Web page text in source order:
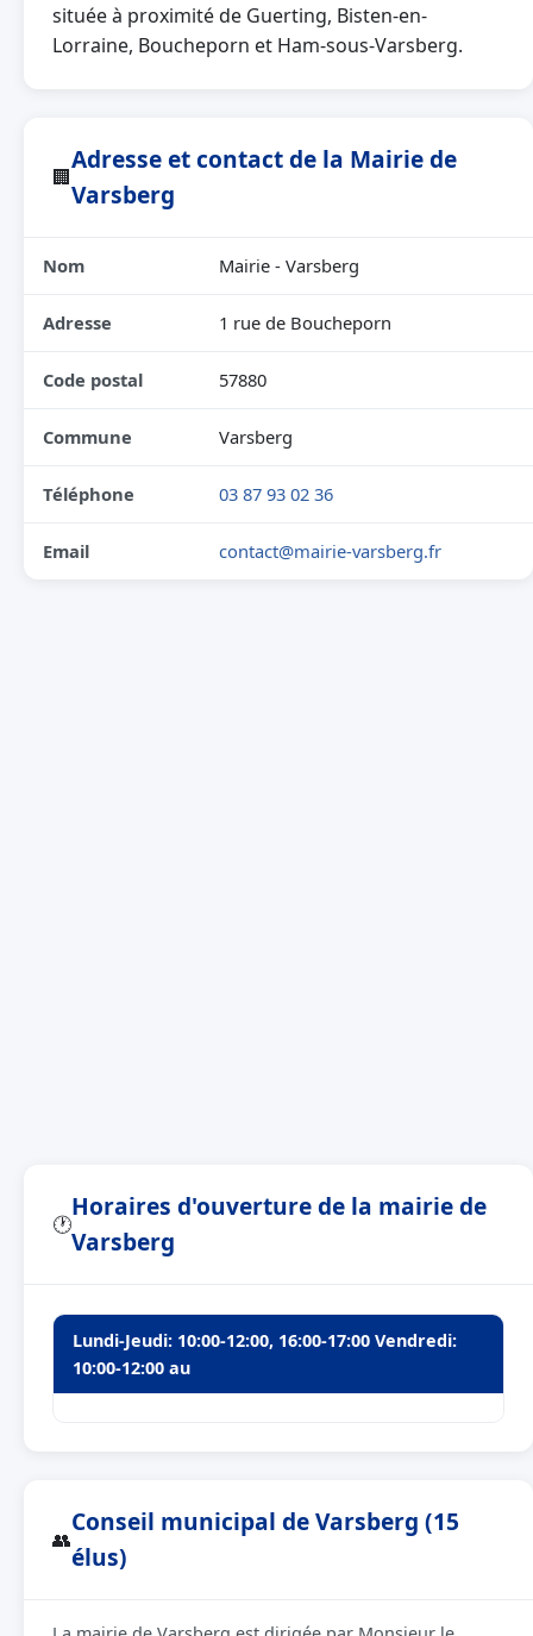
située à proximité de Guerting, Bisten-en-
Lorraine, Boucheporn et Ham-sous-Varsberg.
🏢
Adresse et contact de la Mairie de
Varsberg
Nom Mairie - Varsberg
Adresse 1 rue de Boucheporn
Code postal 57880
Commune Varsberg
Téléphone 03 87 93 02 36
Email contact@mairie-varsberg.fr
🕐
Horaires d'ouverture de la mairie de
Varsberg
Lundi-Jeudi: 10:00-12:00, 16:00-17:00 Vendredi:
10:00-12:00 au
👥
Conseil municipal de Varsberg (15
élus)